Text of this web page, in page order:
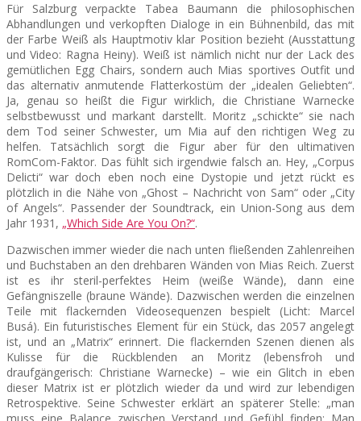
Für Salzburg verpackte Tabea Baumann die philosophischen
Abhandlungen und verkopften Dialoge in ein Bühnenbild, das mit
der Farbe Weiß als Hauptmotiv klar Position bezieht (Ausstattung
und Video: Ragna Heiny). Weiß ist nämlich nicht nur der Lack des
gemütlichen Egg Chairs, sondern auch Mias sportives Outfit und
das alternativ anmutende Flatterkostüm der „idealen Geliebten“.
Ja, genau so heißt die Figur wirklich, die Christiane Warnecke
selbstbewusst und markant darstellt. Moritz „schickte“ sie nach
dem Tod seiner Schwester, um Mia auf den richtigen Weg zu
helfen. Tatsächlich sorgt die Figur aber für den ultimativen
RomCom-Faktor. Das fühlt sich irgendwie falsch an. Hey, „Corpus
Delicti“ war doch eben noch eine Dystopie und jetzt rückt es
plötzlich in die Nähe von „Ghost – Nachricht von Sam“ oder „City
of Angels“. Passender der Soundtrack, ein Union-Song aus dem
Jahr 1931, „Which Side Are You On?“.
Dazwischen immer wieder die nach unten fließenden Zahlenreihen
und Buchstaben an den drehbaren Wänden von Mias Reich. Zuerst
ist es ihr steril-perfektes Heim (weiße Wände), dann eine
Gefängniszelle (braune Wände). Dazwischen werden die einzelnen
Teile mit flackernden Videosequenzen bespielt (Licht: Marcel
Busá). Ein futuristisches Element für ein Stück, das 2057 angelegt
ist, und an „Matrix“ erinnert. Die flackernden Szenen dienen als
Kulisse für die Rückblenden an Moritz (lebensfroh und
draufgängerisch: Christiane Warnecke) – wie ein Glitch in eben
dieser Matrix ist er plötzlich wieder da und wird zur lebendigen
Retrospektive. Seine Schwester erklärt an späterer Stelle: „man